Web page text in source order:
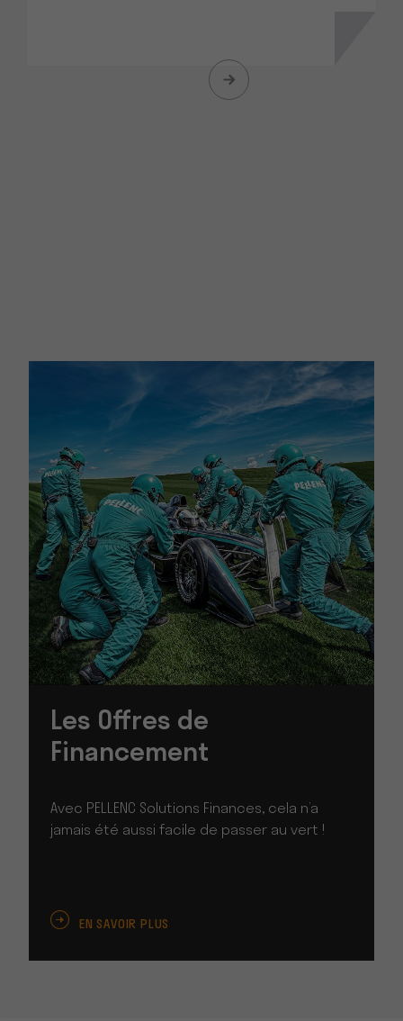
Les Offres de
Financement
Avec PELLENC Solutions Finances, cela n’a
jamais été aussi facile de passer au vert !
EN SAVOIR PLUS